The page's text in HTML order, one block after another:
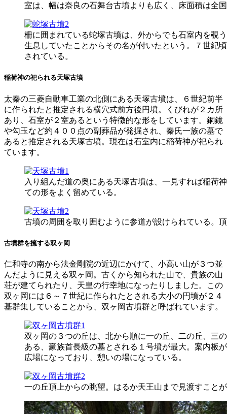
室は、幅は奈良の石舞台古墳よりも広く、床面積は全
柵に囲まれている蛇塚古墳は、外からでも石室内を覗
生息していたことからその名が付いたという。７世紀
されている。
稲荷神の祀られる天塚古墳
太秦の三菱自動車工業の北側にある天塚古墳は、６世紀前半
に作られたと推定される横穴式前方後円墳。くびれが２カ所
あり、石室が２室あるという特徴的な形をしています。銅鏡
や勾玉など約４００点の副葬品が発掘され、秦氏一族の墓で
あると推定される天塚古墳。現在は石室内に稲荷神が祀られ
ています。
入り組んだ道の奥にある天塚古墳は、一見すれば稲荷
ての形をよく留めている。
古墳の周囲を取り囲むように参道が設けられている。
古墳群を擁する双ヶ岡
仁和寺の南から法金剛院の近辺にかけて、小高い山が３つ並
んだように見える双ヶ岡。古くから知られた山で、貴族の山
荘が建てられたり、天皇の行幸地になったりしました。この
双ヶ岡には６～７世紀に作られたとされる大小の円墳が２４
基群集していることから、双ヶ岡古墳群と呼ばれています。
双ヶ岡の３つの丘は、北から順に一の丘、二の丘、三
ある、豪族首長級の墓とされる１号墳が最大。案内板
広場になっており、憩いの場になっている。
一の丘頂上からの眺望。はるか天王山まで見渡すこと